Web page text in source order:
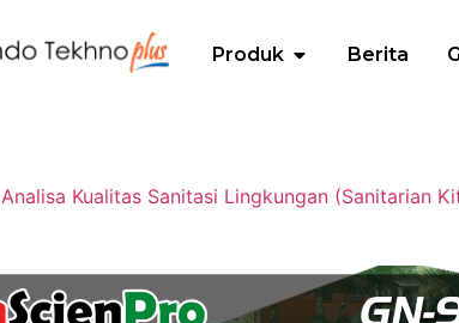
Produk Berita
Analisa Kualitas Sanitasi Lingkungan (Sanitarian